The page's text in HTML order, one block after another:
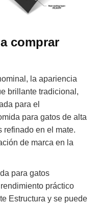
comprar
la apariencia
brillante tradicional,
para el
para gatos de alta
refinado en el mate.
de marca en la
para gatos
práctico
Estructura y se puede